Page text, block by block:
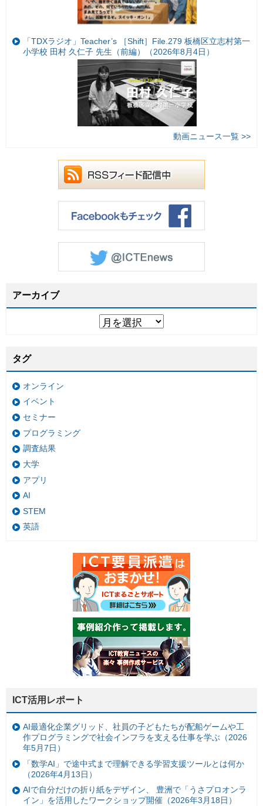
「TDXラジオ」Teacher’s ［Shift］File.279 板橋区立志村第一
小学校 田村 久仁子 先生（前編）（2026年8月4日）
動画ニュース一覧 >>
アーカイブ
タグ
オンライン
イベント
セミナー
プログラミング
調査結果
大学
アプリ
AI
STEM
英語
ICT活用レポート
AI最適化企業グリッド、社員の子どもたちが配船ゲームや工
作プログラミングで社会インフラを支える仕事を学ぶ（2026
年5月7日）
「数学AI」で途中式まで理解できる学習支援ツールとは何か
（2026年4月13日）
AIで自分だけの折り紙をデザイン、 豊洲で「うさプロオンラ
イン」を活用したワークショップ開催（2026年3月18日）